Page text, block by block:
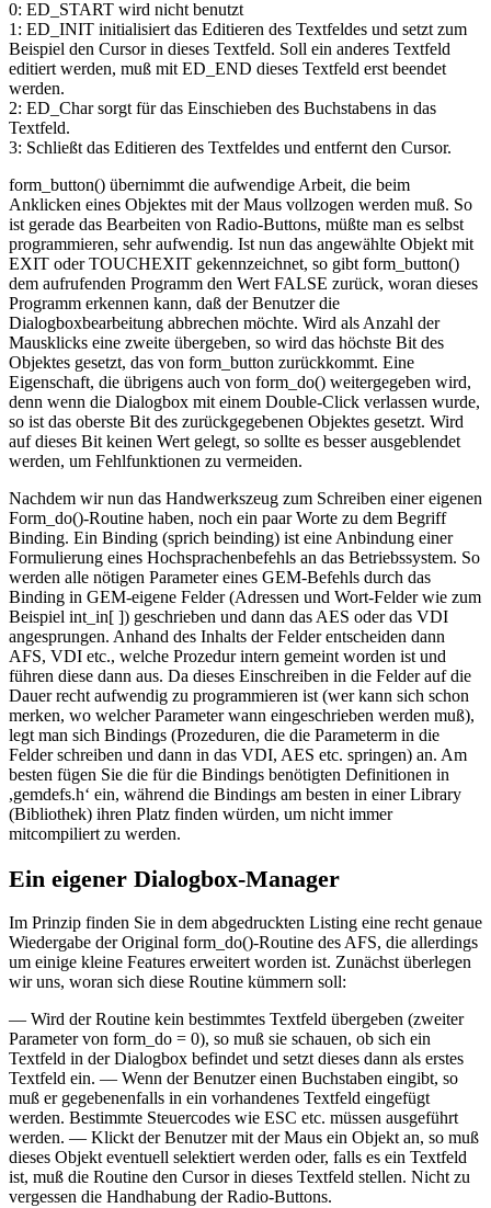
0: ED_START wird nicht benutzt
1: ED_INIT initialisiert das Editieren des Textfeldes und setzt zum
Beispiel den Cursor in dieses Textfeld. Soll ein anderes Textfeld
editiert werden, muß mit ED_END dieses Textfeld erst beendet
werden.
2: ED_Char sorgt für das Einschieben des Buchstabens in das
Textfeld.
3: Schließt das Editieren des Textfeldes und entfernt den Cursor.
form_button() übernimmt die aufwendige Arbeit, die beim
Anklicken eines Objektes mit der Maus vollzogen werden muß. So
ist gerade das Bearbeiten von Radio-Buttons, müßte man es selbst
programmieren, sehr aufwendig. Ist nun das angewählte Objekt mit
EXIT oder TOUCHEXIT gekennzeichnet, so gibt form_button()
dem aufrufenden Programm den Wert FALSE zurück, woran dieses
Programm erkennen kann, daß der Benutzer die
Dialogboxbearbeitung abbrechen möchte. Wird als Anzahl der
Mausklicks eine zweite übergeben, so wird das höchste Bit des
Objektes gesetzt, das von form_button zurückkommt. Eine
Eigenschaft, die übrigens auch von form_do() weitergegeben wird,
denn wenn die Dialogbox mit einem Double-Click verlassen wurde,
so ist das oberste Bit des zurückgegebenen Objektes gesetzt. Wird
auf dieses Bit keinen Wert gelegt, so sollte es besser ausgeblendet
werden, um Fehlfunktionen zu vermeiden.
Nachdem wir nun das Handwerkszeug zum Schreiben einer eigenen
Form_do()-Routine haben, noch ein paar Worte zu dem Begriff
Binding. Ein Binding (sprich beinding) ist eine Anbindung einer
Formulierung eines Hochsprachenbefehls an das Betriebssystem. So
werden alle nötigen Parameter eines GEM-Befehls durch das
Binding in GEM-eigene Felder (Adressen und Wort-Felder wie zum
Beispiel int_in[ ]) geschrieben und dann das AES oder das VDI
angesprungen. Anhand des Inhalts der Felder entscheiden dann
AFS, VDI etc., welche Prozedur intern gemeint worden ist und
führen diese dann aus. Da dieses Einschreiben in die Felder auf die
Dauer recht aufwendig zu programmieren ist (wer kann sich schon
merken, wo welcher Parameter wann eingeschrieben werden muß),
legt man sich Bindings (Prozeduren, die die Parameterm in die
Felder schreiben und dann in das VDI, AES etc. springen) an. Am
besten fügen Sie die für die Bindings benötigten Definitionen in
,gemdefs.h‘ ein, während die Bindings am besten in einer Library
(Bibliothek) ihren Platz finden würden, um nicht immer
mitcompiliert zu werden.
Ein eigener Dialogbox-Manager
Im Prinzip finden Sie in dem abgedruckten Listing eine recht genaue
Wiedergabe der Original form_do()-Routine des AFS, die allerdings
um einige kleine Features erweitert worden ist. Zunächst überlegen
wir uns, woran sich diese Routine kümmern soll:
— Wird der Routine kein bestimmtes Textfeld übergeben (zweiter
Parameter von form_do = 0), so muß sie schauen, ob sich ein
Textfeld in der Dialogbox befindet und setzt dieses dann als erstes
Textfeld ein. — Wenn der Benutzer einen Buchstaben eingibt, so
muß er gegebenenfalls in ein vorhandenes Textfeld eingefügt
werden. Bestimmte Steuercodes wie ESC etc. müssen ausgeführt
werden. — Klickt der Benutzer mit der Maus ein Objekt an, so muß
dieses Objekt eventuell selektiert werden oder, falls es ein Textfeld
ist, muß die Routine den Cursor in dieses Textfeld stellen. Nicht zu
vergessen die Handhabung der Radio-Buttons.